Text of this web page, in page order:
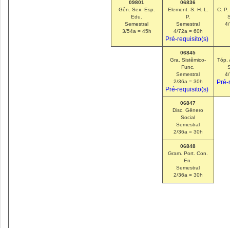
09801
Gên. Sex. Esp.
Edu.
Semestral
3/54a = 45h
06836
Element. S. H. L.
P.
Semestral
4/72a = 60h
Pré-requisito(s)
C. P.
06845
Gra. Sistêmico-
Func.
Semestral
2/36a = 30h
Pré-requisito(s)
Tóp.
06847
Disc. Gênero
Social
Semestral
2/36a = 30h
06848
Gram. Port. Con.
En.
Semestral
2/36a = 30h